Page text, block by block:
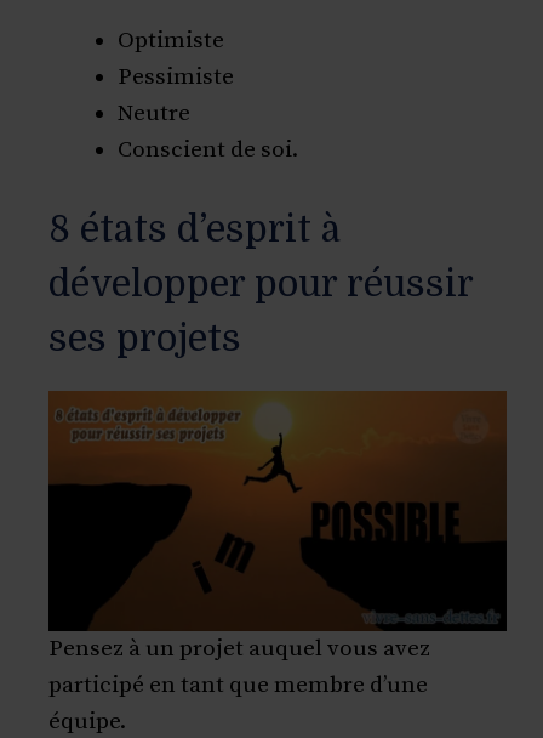
Optimiste
Pessimiste
Neutre
Conscient de soi.
8 états d’esprit à
développer pour réussir
ses projets
Pensez à un projet auquel vous avez
participé en tant que membre d’une
équipe.